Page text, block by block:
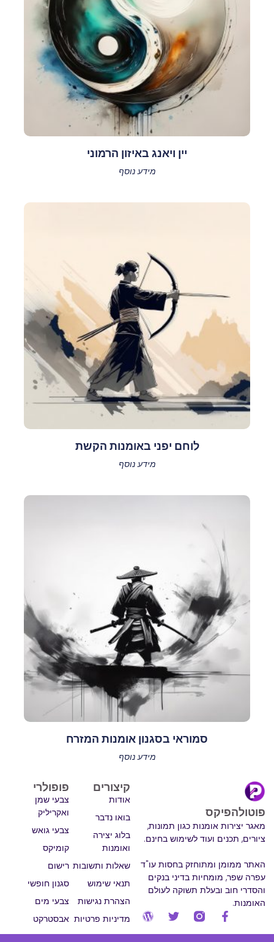
יין ויאנג באיזון הרמוני
מידע נוסף
לוחם יפני באומנות הקשת
מידע נוסף
סמוראי בסגנון אומנות המזרח
מידע נוסף
פוטולהפיקס
מאגר יצירות אומנות כגון תמונות,
ציורים, תכנים ועוד לשימוש בחינם.
האתר ממומן ומתוחזק בחסות עו"ד
עפרה שפר, מומחיות בדיני בנקים
והסדרי חוב ובעלת תשוקה לעולם
האומנות.
קיצורים
אודות
בואו נדבר
בלוג יצירה
ואומנות
שאלות ותשובות
תנאי שימוש
הצהרת נגישות
מדיניות פרטיות
פופולרי
צבעי שמן
ואקריליק
צבעי גואש
קומיקס
רישום
סגנון חופשי
צבעי מים
אבסטרקט